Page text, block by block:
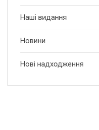
Наші видання
Новини
Нові надходження